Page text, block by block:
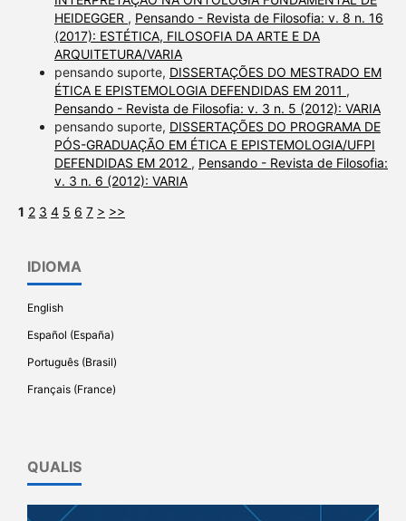
HEIDEGGER , Pensando - Revista de Filosofia: v. 8 n. 16
(2017): ESTÉTICA, FILOSOFIA DA ARTE E DA
ARQUITETURA/VARIA
pensando suporte, DISSERTAÇÕES DO MESTRADO EM
ÉTICA E EPISTEMOLOGIA DEFENDIDAS EM 2011 ,
Pensando - Revista de Filosofia: v. 3 n. 5 (2012): VARIA
pensando suporte, DISSERTAÇÕES DO PROGRAMA DE
PÓS-GRADUAÇÃO EM ÉTICA E EPISTEMOLOGIA/UFPI
DEFENDIDAS EM 2012 , Pensando - Revista de Filosofia:
v. 3 n. 6 (2012): VARIA
1 2 3 4 5 6 7 > >>
IDIOMA
English
Español (España)
Português (Brasil)
Français (France)
QUALIS